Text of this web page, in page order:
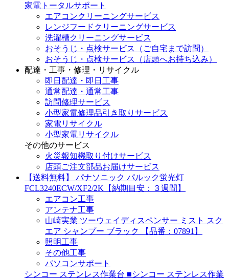
家電トータルサポート
エアコンクリーニングサービス
レンジフードクリーニングサービス
洗濯槽クリーニングサービス
おそうじ・点検サービス（ご自宅まで訪問）
おそうじ・点検サービス（店頭へお持ち込み）
配達・工事・修理・リサイクル
即日配達・即日工事
通常配達・通常工事
訪問修理サービス
小型家電修理品引き取りサービス
家電リサイクル
小型家電リサイクル
その他のサービス
火災報知機取り付けサービス
店頭ご注文部品お届けサービス
【送料無料】 パナソニック パルック蛍光灯
FCL3240ECW/XF2/2K【納期目安：３週間】
エアコン工事
アンテナ工事
山崎実業 ツーウェイディスペンサー ミスト スク
エア シャンプー ブラック 【品番：07891】
照明工事
その他工事
パソコンサポート
シンコー ステンレス作業台 ■シンコー ステンレス作業